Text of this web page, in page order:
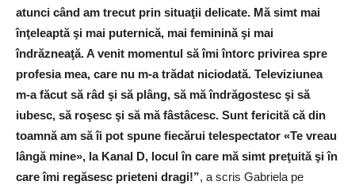
atunci când am trecut prin situaţii delicate. Mă simt mai
înţeleaptă şi mai puternică, mai feminină şi mai
îndrăzneaţă. A venit momentul să îmi întorc privirea spre
profesia mea, care nu m-a trădat niciodată. Televiziunea
m-a făcut să râd şi să plâng, să mă îndrăgostesc şi să
iubesc, să roşesc şi să mă fâstâcesc. Sunt fericită că din
toamnă am să îi pot spune fiecărui telespectator «Te vreau
lângă mine», la Kanal D, locul în care mă simt preţuită şi în
care îmi regăsesc prieteni dragi!”, a scris Gabriela pe